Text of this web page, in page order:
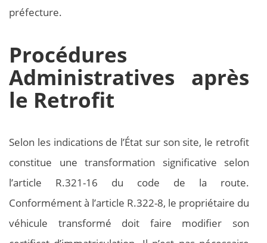
préfecture.
Procédures
Administratives après
le Retrofit
Selon les indications de l’État sur son site, le retrofit
constitue une transformation significative selon
l’article R.321-16 du code de la route.
Conformément à l’article R.322-8, le propriétaire du
véhicule transformé doit faire modifier son